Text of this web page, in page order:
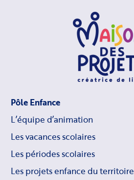
Pôle Enfance
L’équipe d’animation
Les vacances scolaires
Les périodes scolaires
Les projets enfance du territoire